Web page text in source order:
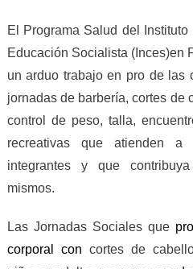
El Programa Salud del
Educación Socialista (Inces)en
un arduo trabajo en pro de las
jornadas de barbería, cortes de
control de peso, talla,
recreativas que atienden
integrantes y que
mismos.
Las Jornadas Sociales que
corporal con cortes de